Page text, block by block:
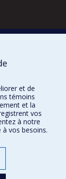
et de
témoins
et la
vos
à notre
vos besoins.